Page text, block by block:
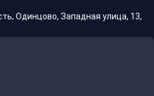
Одинцово, Западная улица, 13,